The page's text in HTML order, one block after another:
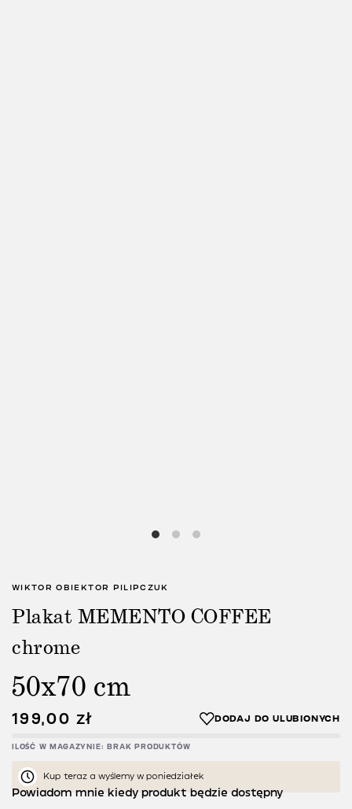
WIKTOR OBIEKTOR PILIPCZUK
Plakat MEMENTO COFFEE
chrome
50x70 cm
199,00 zł
ILOŚĆ W MAGAZYNIE: BRAK PRODUKTÓW
Kup teraz a wyślemy w poniedziałek
Powiadom mnie kiedy produkt będzie dostępny